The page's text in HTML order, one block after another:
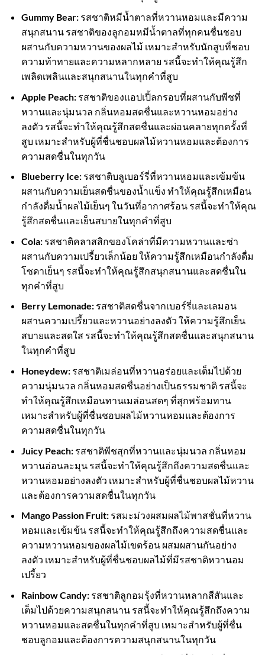
Gummy Bear:รสชาติหมีน้ำตาลที่หวานหอมและมีความ
สนุกสนาน รสชาติของลูกอมหมีน้ำตาลที่ทุกคนชื่นชอบ
ผสานกับความหวานของผลไม้ เหมาะสำหรับนักสูบที่ชอบ
ความท้าทายและความหลากหลาย รสนี้จะทำให้คุณรู้สึก
เพลิดเพลินและสนุกสนานในทุกคำที่สูบ
Apple Peach:รสชาติของแอปเปิ้ลกรอบที่ผสานกับพีชที่
หวานและนุ่มนวล กลิ่นหอมสดชื่นและหวานหอมอย่าง
ลงตัว รสนี้จะทำให้คุณรู้สึกสดชื่นและผ่อนคลายทุกครั้งที่
สูบ เหมาะสำหรับผู้ที่ชื่นชอบผลไม้หวานหอมและต้องการ
ความสดชื่นในทุกวัน
Blueberry Ice:รสชาติบลูเบอร์รี่ที่หวานหอมและเข้มข้น
ผสานกับความเย็นสดชื่นของน้ำแข็ง ทำให้คุณรู้สึกเหมือน
กำลังดื่มน้ำผลไม้เย็นๆ ในวันที่อากาศร้อน รสนี้จะทำให้คุณ
รู้สึกสดชื่นและเย็นสบายในทุกคำที่สูบ
Cola:รสชาติคลาสสิกของโคล่าที่มีความหวานและซ่า
ผสานกับความเปรี้ยวเล็กน้อย ให้ความรู้สึกเหมือนกำลังดื่ม
โซดาเย็นๆ รสนี้จะทำให้คุณรู้สึกสนุกสนานและสดชื่นใน
ทุกคำที่สูบ
Berry Lemonade:รสชาติสดชื่นจากเบอร์รี่และเลมอน
ผสานความเปรี้ยวและหวานอย่างลงตัว ให้ความรู้สึกเย็น
สบายและสดใส รสนี้จะทำให้คุณรู้สึกสดชื่นและสนุกสนาน
ในทุกคำที่สูบ
Honeydew:รสชาติเมล่อนที่หวานอร่อยและเต็มไปด้วย
ความนุ่มนวล กลิ่นหอมสดชื่นอย่างเป็นธรรมชาติ รสนี้จะ
ทำให้คุณรู้สึกเหมือนทานเมล่อนสดๆ ที่สุกพร้อมทาน
เหมาะสำหรับผู้ที่ชื่นชอบผลไม้หวานหอมและต้องการ
ความสดชื่นในทุกวัน
Juicy Peach:รสชาติพีชสุกที่หวานและนุ่มนวล กลิ่นหอม
หวานอ่อนละมุน รสนี้จะทำให้คุณรู้สึกถึงความสดชื่นและ
หวานหอมอย่างลงตัว เหมาะสำหรับผู้ที่ชื่นชอบผลไม้หวาน
และต้องการความสดชื่นในทุกวัน
Mango Passion Fruit:รสมะม่วงผสมผลไม้พาสชั่นที่หวาน
หอมและเข้มข้น รสนี้จะทำให้คุณรู้สึกถึงความสดชื่นและ
ความหวานหอมของผลไม้เขตร้อน ผสมผสานกันอย่าง
ลงตัว เหมาะสำหรับผู้ที่ชื่นชอบผลไม้ที่มีรสชาติหวานอม
เปรี้ยว
Rainbow Candy:รสชาติลูกอมรุ้งที่หวานหลากสีสันและ
เต็มไปด้วยความสนุกสนาน รสนี้จะทำให้คุณรู้สึกถึงความ
หวานหอมและสดชื่นในทุกคำที่สูบ เหมาะสำหรับผู้ที่ชื่น
ชอบลูกอมและต้องการความสนุกสนานในทุกวัน